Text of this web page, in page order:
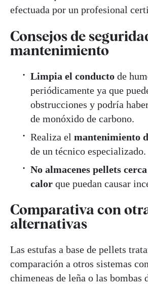
efectuada por un profesional
Consejos de
mantenimiento
Limpia el conducto de
periódicamente ya que
obstrucciones y podría
de monóxido de carbono.
Realiza el mantenimiento
de un técnico especializado.
No almacenes pellets
calor que puedan causar
Comparativa con
alternativas
Las estufas a base de pellets
comparación a otros sistemas
chimeneas de leña o las bombas